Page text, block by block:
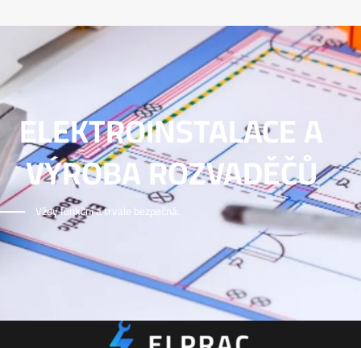
ELEKTROINSTALACE A
VÝROBA ROZVADĚČŮ
Vždy funkční a trvale bezpečná.